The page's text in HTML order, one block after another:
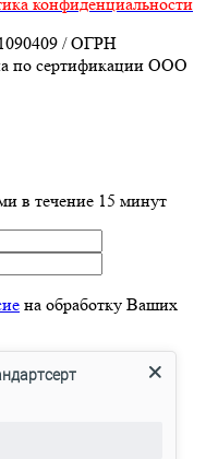
/ ОГРН
по сертификации ООО
в течение 15 минут
на обработку Ваших
в течение 15 минут